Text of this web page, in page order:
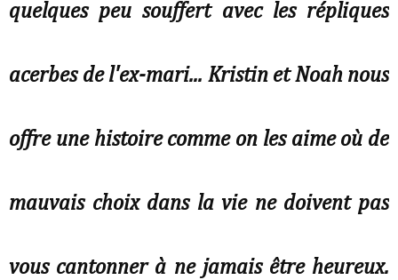
quelques peu souffert avec les répliques
acerbes de l'ex-mari... Kristin et Noah nous
offre une histoire comme on les aime où de
mauvais choix dans la vie ne doivent pas
vous cantonner à ne jamais être heureux.